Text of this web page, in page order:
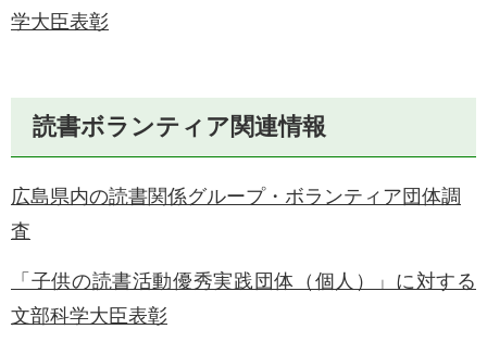
学大臣表彰
読書ボランティア関連情報
広島県内の読書関係グループ・ボランティア団体調
査
「子供の読書活動優秀実践団体（個人）」に対する
文部科学大臣表彰